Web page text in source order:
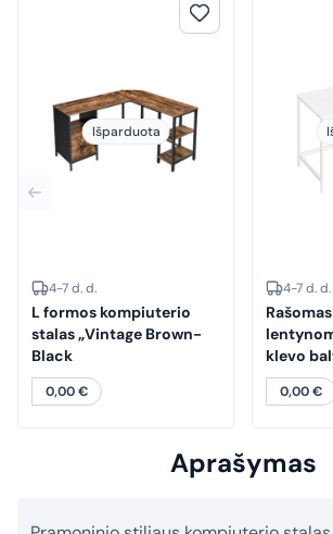
Išparduota
4-7 d. d.
L formos kompiuterio
stalas „Vintage Brown-
Black
0,00€
4-7 d. d.
klevo
0,00€
Aprašymas